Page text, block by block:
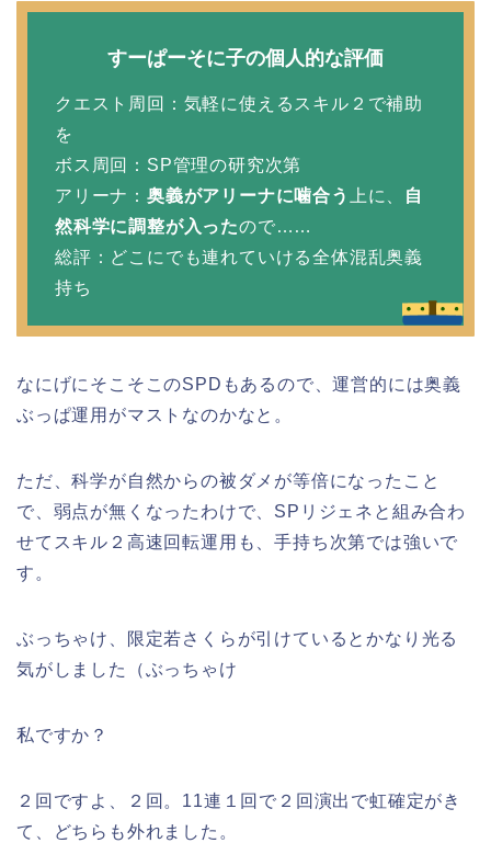
すーぱーそに子の個人的な評価
クエスト周回：気軽に使えるスキル２で補助
を
ボス周回：SP管理の研究次第
アリーナ： 奥義がアリーナに噛合う 上に、
自
然科学に調整が入ったので……
総評：どこにでも連れていける全体混乱奥義
持ち
なにげにそこそこのSPDもあるので、運営的には奥義
ぶっぱ運用がマストなのかなと。
ただ、科学が自然からの被ダメが等倍になったこと
で、弱点が無くなったわけで、SPリジェネと組み合わ
せてスキル２高速回転運用も、手持ち次第では強いで
す。
ぶっちゃけ、限定若さくらが引けているとかなり光る
気がしました（ぶっちゃけ
私ですか？
２回ですよ、２回。11連１回で２回演出で虹確定がき
て、どちらも外れました。